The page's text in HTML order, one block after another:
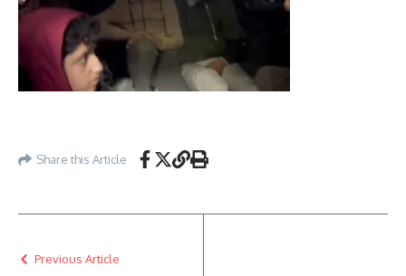
Share this Article
Previous Article